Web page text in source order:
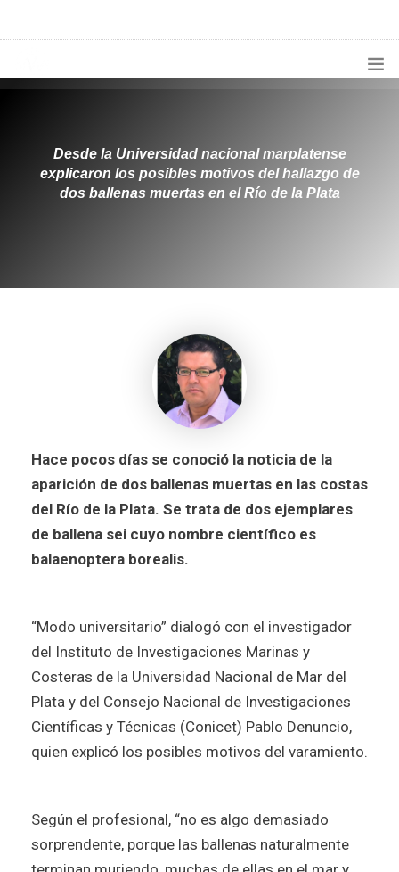
¿QUIÉNES SOMOS?
PROGRAMACIÓN
Desde la Universidad nacional marplatense
explicaron los posibles motivos del hallazgo de
dos ballenas muertas en el Río de la Plata
Hace pocos días se conoció la noticia de la
aparición de dos ballenas muertas en las costas
del Río de la Plata. Se trata de dos ejemplares
de ballena sei cuyo nombre científico es
balaenoptera borealis.
“Modo universitario” dialogó con el investigador
del Instituto de Investigaciones Marinas y
Costeras de la Universidad Nacional de Mar del
Plata y del Consejo Nacional de Investigaciones
Científicas y Técnicas (Conicet) Pablo Denuncio,
quien explicó los posibles motivos del varamiento.
Según el profesional, “no es algo demasiado
sorprendente, porque las ballenas naturalmente